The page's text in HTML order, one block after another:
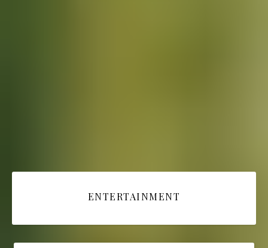
ENTERTAINMENT